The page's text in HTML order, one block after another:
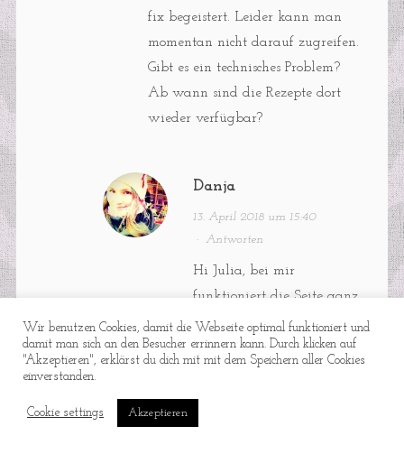
fix begeistert. Leider kann man
momentan nicht darauf zugreifen.
Gibt es ein technisches Problem?
Ab wann sind die Rezepte dort
wieder verfügbar?
Danja
13. April 2018 um 15:40
· Antworten
Hi Julia, bei mir
funktioniert die Seite ganz
ohne Probleme- Versuch
mal den direkten Link:
https://feinkostpunks.de/fix-
ohne-fix/
Wir benutzen Cookies, damit die Webseite optimal funktioniert und
damit man sich an den Besucher errinnern kann. Durch klicken auf
"Akzeptieren", erklärst du dich mit mit dem Speichern aller Cookies
einverstanden.
Cookie settings Akzeptieren